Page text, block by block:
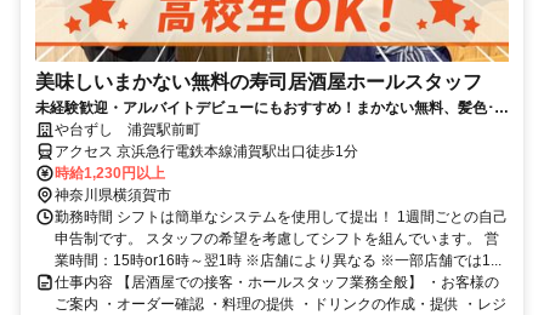
美味しいまかない無料の寿司居酒屋ホールスタッフ
未経験歓迎・アルバイトデビューにもおすすめ！まかない無料、髪色･髪
型自由、週1日3h～OK
や台ずし 浦賀駅前町
アクセス 京浜急行電鉄本線浦賀駅出口徒歩1分
時給1,230円以上
神奈川県横須賀市
勤務時間 シフトは簡単なシステムを使用して提出！ 1週間ごとの自己
申告制です。 スタッフの希望を考慮してシフトを組んでいます。 営
業時間：15時or16時～翌1時 ※店舗により異なる ※一部店舗では1...
仕事内容 【居酒屋での接客・ホールスタッフ業務全般】 ・お客様の
ご案内 ・オーダー確認 ・料理の提供 ・ドリンクの作成・提供 ・レジ